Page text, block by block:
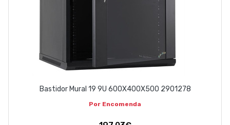
Bastidor Mural 19 9U 600X400X500 2901278
Por Encomenda